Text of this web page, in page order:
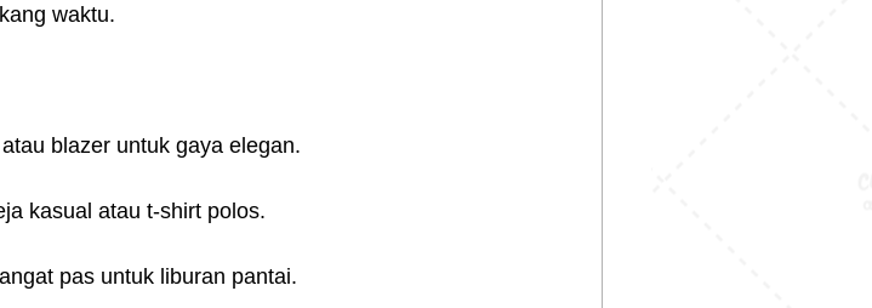
waktu.
blazer untuk gaya elegan.
kasual atau t-shirt polos.
pas untuk liburan pantai.